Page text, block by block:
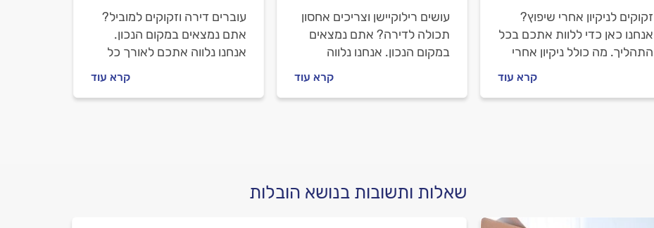
זקוקים לניקיון אחרי שיפוץ?
אנחנו כאן כדי ללוות אתכם בכל
התהליך. מה כולל ניקיון אחרי
הניקיון לפני העבודה ובמהלכה
וכמה יעלה הניקיון? כל
קרא עוד
עושים רילוקיישן וצריכים אחסון
תכולה לדירה? אתם נמצאים
במקום הנכון. אנחנו נלווה
לפני שסוגרים עם חברת אחסון,
איך מומלץ להתנהל מולה וכמה
קרא עוד
עוברים דירה וזקוקים למוביל?
אתם נמצאים במקום הנכון.
אנחנו נלווה אתכם לאורך כל
לבדוק לפני שמזמינים מוביל,
איך מומלץ להתנהל מולו וכמה
קרא עוד
שאלות ותשובות בנושא הובלות